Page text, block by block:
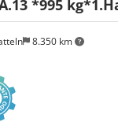
debido a la
40 mm 2 soportes
está dañada,
ver imágenes
no
todos los datos.
8.350 km
*995